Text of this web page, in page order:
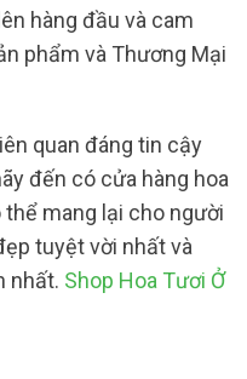
hàng đầu và cam
phẩm và Thương Mại
quan đáng tin cậy
đến có cửa hàng hoa
mang lại cho người
tuyệt vời nhất và
nhất. Shop Hoa Tươi Ở